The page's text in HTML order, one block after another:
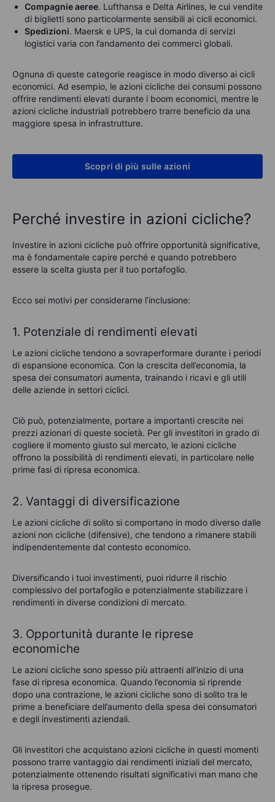
Compagnie aeree. Lufthansa e Delta Airlines, le cui vendite
di biglietti sono particolarmente sensibili ai cicli economici.
Spedizioni. Maersk e UPS, la cui domanda di servizi
logistici varia con l’andamento dei commerci globali.
Ognuna di queste categorie reagisce in modo diverso ai cicli
economici. Ad esempio, le azioni cicliche dei consumi possono
offrire rendimenti elevati durante i boom economici, mentre le
azioni cicliche industriali potrebbero trarre beneficio da una
maggiore spesa in infrastrutture.
Scopri di più sulle azioni
Perché investire in azioni cicliche?
Investire in azioni cicliche può offrire opportunità significative,
ma è fondamentale capire perché e quando potrebbero
essere la scelta giusta per il tuo portafoglio.
Ecco sei motivi per considerarne l’inclusione:
1. Potenziale di rendimenti elevati
Le azioni cicliche tendono a sovraperformare durante i periodi
di espansione economica. Con la crescita dell’economia, la
spesa dei consumatori aumenta, trainando i ricavi e gli utili
delle aziende in settori ciclici.
Ciò può, potenzialmente, portare a importanti crescite nei
prezzi azionari di queste società. Per gli investitori in grado di
cogliere il momento giusto sul mercato, le azioni cicliche
offrono la possibilità di rendimenti elevati, in particolare nelle
prime fasi di ripresa economica.
2. Vantaggi di diversificazione
Le azioni cicliche di solito si comportano in modo diverso dalle
azioni non cicliche (difensive), che tendono a rimanere stabili
indipendentemente dal contesto economico.
Diversificando i tuoi investimenti, puoi ridurre il rischio
complessivo del portafoglio e potenzialmente stabilizzare i
rendimenti in diverse condizioni di mercato.
3. Opportunità durante le riprese
economiche
Le azioni cicliche sono spesso più attraenti all’inizio di una
fase di ripresa economica. Quando l’economia si riprende
dopo una contrazione, le azioni cicliche sono di solito tra le
prime a beneficiare dell’aumento della spesa dei consumatori
e degli investimenti aziendali.
Gli investitori che acquistano azioni cicliche in questi momenti
possono trarre vantaggio dai rendimenti iniziali del mercato,
potenzialmente ottenendo risultati significativi man mano che
la ripresa prosegue.